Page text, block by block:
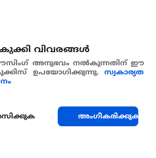
കുക്കി വിവരങ്ങള്‍
അനുഭവം നൽകുന്നതിന് ഈ
ഉപയോഗിക്കുന്നു. സ്വകാര്യത
അംഗീകരിക്കുക